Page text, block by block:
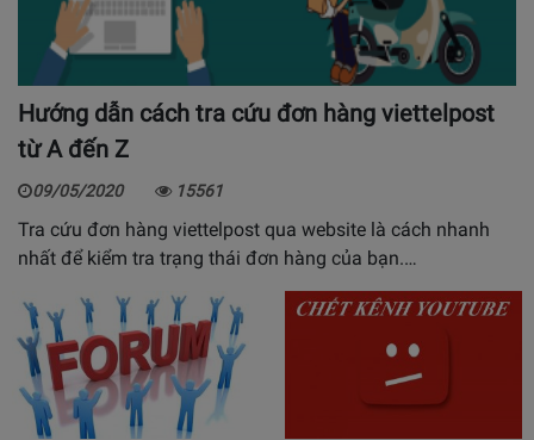
Hướng dẫn cách tra cứu đơn hàng viettelpost
từ A đến Z
09/05/2020 15561
Tra cứu đơn hàng viettelpost qua website là cách nhanh
nhất để kiểm tra trạng thái đơn hàng của bạn.…